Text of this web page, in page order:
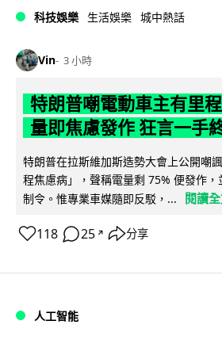
科技娛樂 生活娛樂 城中熱話
Vin 3 小時
特朗普嘲電動車主有里
量即焦慮發作 狂言一手
特朗普在拉斯維加斯造勢大會上公開嘲
程焦慮病」，聲稱電量剩 75% 便發作
制令。惟專業車媒隨即反駁，...
閱讀
118 25 ↗ 分享
人工智能